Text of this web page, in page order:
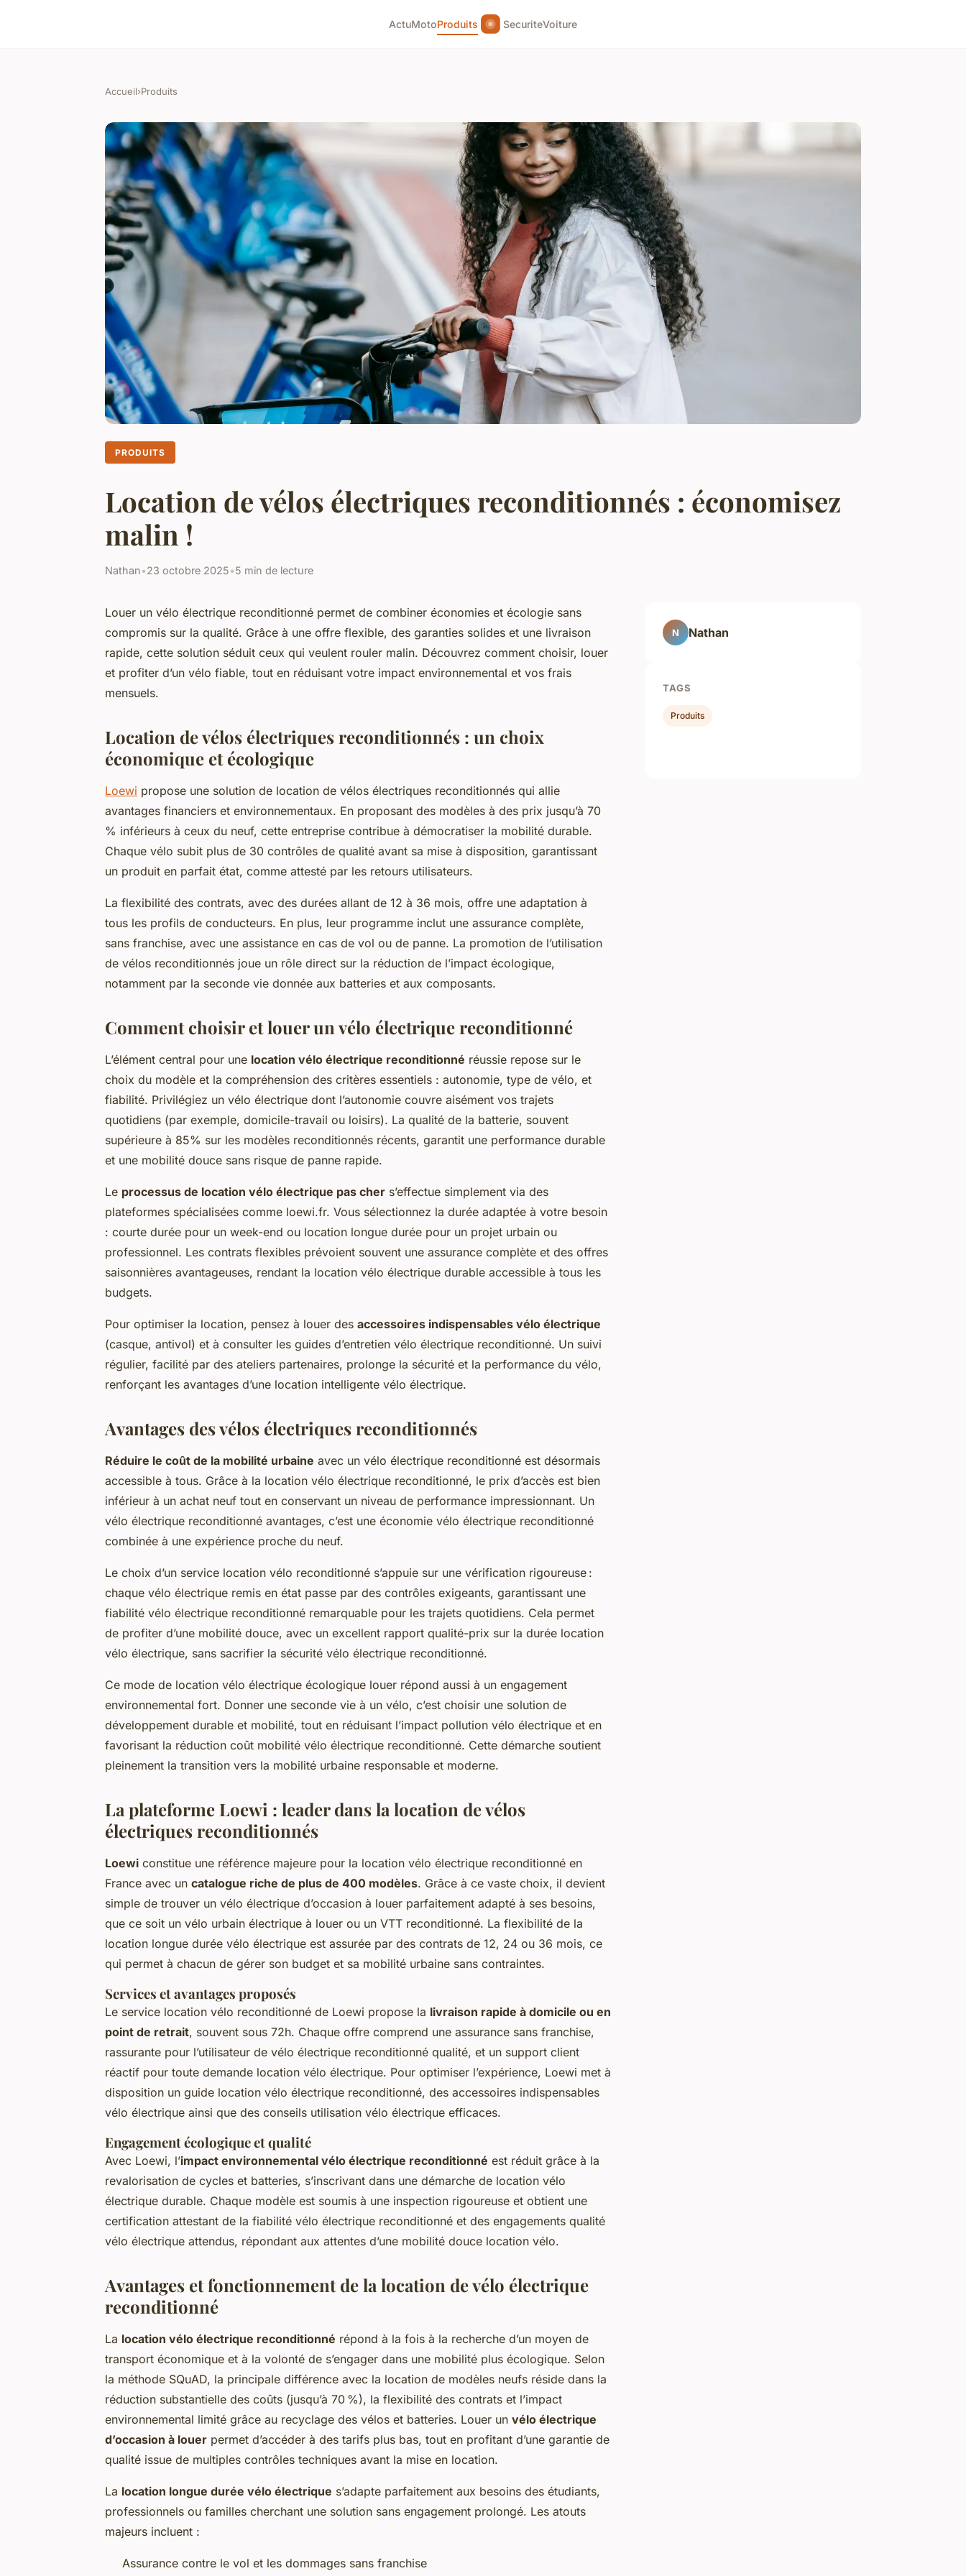
ActuMotoProduits SecuriteVoiture
Accueil›Produits
PRODUITS
Location de vélos électriques reconditionnés : économisez
malin !
Nathan•23 octobre 2025•5 min de lecture
Louer un vélo électrique reconditionné permet de combiner économies et écologie sans
compromis sur la qualité. Grâce à une offre flexible, des garanties solides et une livraison
rapide, cette solution séduit ceux qui veulent rouler malin. Découvrez comment choisir, louer
et profiter d’un vélo fiable, tout en réduisant votre impact environnemental et vos frais
mensuels.
Location de vélos électriques reconditionnés : un choix
économique et écologique
Loewi propose une solution de location de vélos électriques reconditionnés qui allie
avantages financiers et environnementaux. En proposant des modèles à des prix jusqu’à 70
% inférieurs à ceux du neuf, cette entreprise contribue à démocratiser la mobilité durable.
Chaque vélo subit plus de 30 contrôles de qualité avant sa mise à disposition, garantissant
un produit en parfait état, comme attesté par les retours utilisateurs.
La flexibilité des contrats, avec des durées allant de 12 à 36 mois, offre une adaptation à
tous les profils de conducteurs. En plus, leur programme inclut une assurance complète,
sans franchise, avec une assistance en cas de vol ou de panne. La promotion de l’utilisation
de vélos reconditionnés joue un rôle direct sur la réduction de l’impact écologique,
notamment par la seconde vie donnée aux batteries et aux composants.
Comment choisir et louer un vélo électrique reconditionné
L’élément central pour une location vélo électrique reconditionné réussie repose sur le
choix du modèle et la compréhension des critères essentiels : autonomie, type de vélo, et
fiabilité. Privilégiez un vélo électrique dont l’autonomie couvre aisément vos trajets
quotidiens (par exemple, domicile-travail ou loisirs). La qualité de la batterie, souvent
supérieure à 85% sur les modèles reconditionnés récents, garantit une performance durable
et une mobilité douce sans risque de panne rapide.
Le processus de location vélo électrique pas cher s’effectue simplement via des
plateformes spécialisées comme loewi.fr. Vous sélectionnez la durée adaptée à votre besoin
: courte durée pour un week-end ou location longue durée pour un projet urbain ou
professionnel. Les contrats flexibles prévoient souvent une assurance complète et des offres
saisonnières avantageuses, rendant la location vélo électrique durable accessible à tous les
budgets.
Pour optimiser la location, pensez à louer des accessoires indispensables vélo électrique
(casque, antivol) et à consulter les guides d’entretien vélo électrique reconditionné. Un suivi
régulier, facilité par des ateliers partenaires, prolonge la sécurité et la performance du vélo,
renforçant les avantages d’une location intelligente vélo électrique.
Avantages des vélos électriques reconditionnés
Réduire le coût de la mobilité urbaine avec un vélo électrique reconditionné est désormais
accessible à tous. Grâce à la location vélo électrique reconditionné, le prix d’accès est bien
inférieur à un achat neuf tout en conservant un niveau de performance impressionnant. Un
vélo électrique reconditionné avantages, c’est une économie vélo électrique reconditionné
combinée à une expérience proche du neuf.
Le choix d’un service location vélo reconditionné s’appuie sur une vérification rigoureuse :
chaque vélo électrique remis en état passe par des contrôles exigeants, garantissant une
fiabilité vélo électrique reconditionné remarquable pour les trajets quotidiens. Cela permet
de profiter d’une mobilité douce, avec un excellent rapport qualité-prix sur la durée location
vélo électrique, sans sacrifier la sécurité vélo électrique reconditionné.
Ce mode de location vélo électrique écologique louer répond aussi à un engagement
environnemental fort. Donner une seconde vie à un vélo, c’est choisir une solution de
développement durable et mobilité, tout en réduisant l’impact pollution vélo électrique et en
favorisant la réduction coût mobilité vélo électrique reconditionné. Cette démarche soutient
pleinement la transition vers la mobilité urbaine responsable et moderne.
La plateforme Loewi : leader dans la location de vélos
électriques reconditionnés
Loewi constitue une référence majeure pour la location vélo électrique reconditionné en
France avec un catalogue riche de plus de 400 modèles. Grâce à ce vaste choix, il devient
simple de trouver un vélo électrique d’occasion à louer parfaitement adapté à ses besoins,
que ce soit un vélo urbain électrique à louer ou un VTT reconditionné. La flexibilité de la
location longue durée vélo électrique est assurée par des contrats de 12, 24 ou 36 mois, ce
qui permet à chacun de gérer son budget et sa mobilité urbaine sans contraintes.
Services et avantages proposés
Le service location vélo reconditionné de Loewi propose la livraison rapide à domicile ou en
point de retrait, souvent sous 72h. Chaque offre comprend une assurance sans franchise,
rassurante pour l’utilisateur de vélo électrique reconditionné qualité, et un support client
réactif pour toute demande location vélo électrique. Pour optimiser l’expérience, Loewi met à
disposition un guide location vélo électrique reconditionné, des accessoires indispensables
vélo électrique ainsi que des conseils utilisation vélo électrique efficaces.
Engagement écologique et qualité
Avec Loewi, l’impact environnemental vélo électrique reconditionné est réduit grâce à la
revalorisation de cycles et batteries, s’inscrivant dans une démarche de location vélo
électrique durable. Chaque modèle est soumis à une inspection rigoureuse et obtient une
certification attestant de la fiabilité vélo électrique reconditionné et des engagements qualité
vélo électrique attendus, répondant aux attentes d’une mobilité douce location vélo.
Avantages et fonctionnement de la location de vélo électrique
reconditionné
La location vélo électrique reconditionné répond à la fois à la recherche d’un moyen de
transport économique et à la volonté de s’engager dans une mobilité plus écologique. Selon
la méthode SQuAD, la principale différence avec la location de modèles neufs réside dans la
réduction substantielle des coûts (jusqu’à 70 %), la flexibilité des contrats et l’impact
environnemental limité grâce au recyclage des vélos et batteries. Louer un vélo électrique
d’occasion à louer permet d’accéder à des tarifs plus bas, tout en profitant d’une garantie de
qualité issue de multiples contrôles techniques avant la mise en location.
La location longue durée vélo électrique s’adapte parfaitement aux besoins des étudiants,
professionnels ou familles cherchant une solution sans engagement prolongé. Les atouts
majeurs incluent :
Assurance contre le vol et les dommages sans franchise
N Nathan
TAGS
Produits